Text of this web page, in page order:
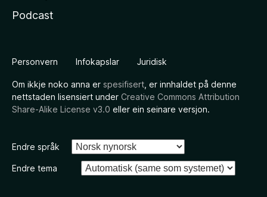
Podcast
Personvern Infokapslar Juridisk
Om ikkje noko anna er spesifisert , er innhaldet på denne
nettstaden lisensiert under Creative Commons Attribution
Share-Alike License v3.0 eller ein seinare versjon.
Endre språk
Endre tema